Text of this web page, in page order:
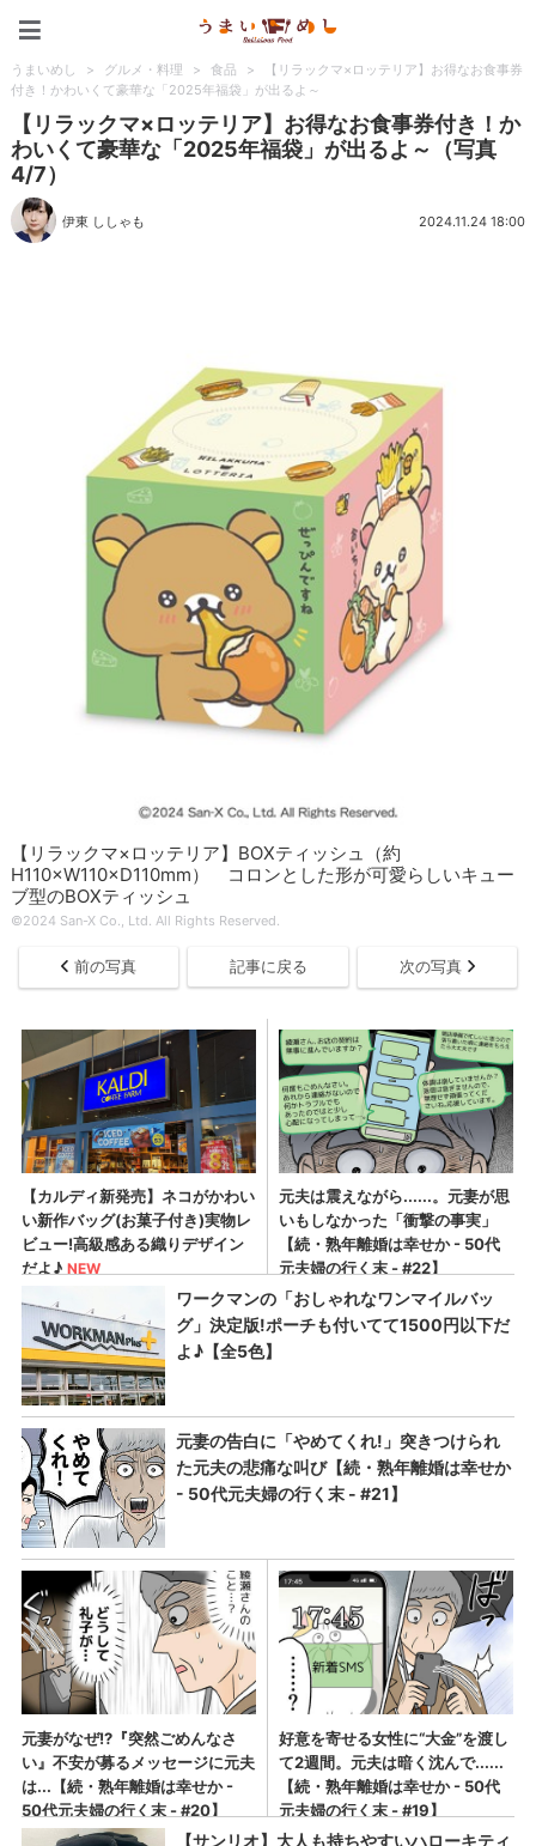
うまいめし > グルメ・料理 > 食品 >
【リラックマ×ロッテリア】お得なお食事券
付き！かわいくて豪華な「2025年福袋」が出るよ～
【リラックマ×ロッテリア】お得なお食事券付き！か
わいくて豪華な「2025年福袋」が出るよ～（写真
4/7）
伊東 ししゃも 2024.11.24 18:00
【リラックマ×ロッテリア】BOXティッシュ（約
H110×W110×D110mm） コロンとした形が可愛らしいキュー
ブ型のBOXティッシュ
©2024 San-X Co., Ltd. All Rights Reserved.
前の写真 記事に戻る 次の写真